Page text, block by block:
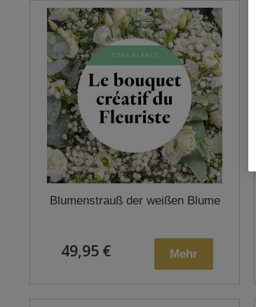
Blumenstrauß der weißen Blume
49,95 € Mehr